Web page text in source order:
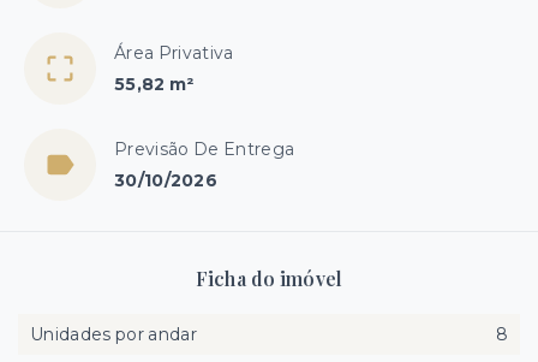
Área Privativa
55,82 m²
Previsão De Entrega
30/10/2026
Ficha do imóvel
Unidades por andar
8